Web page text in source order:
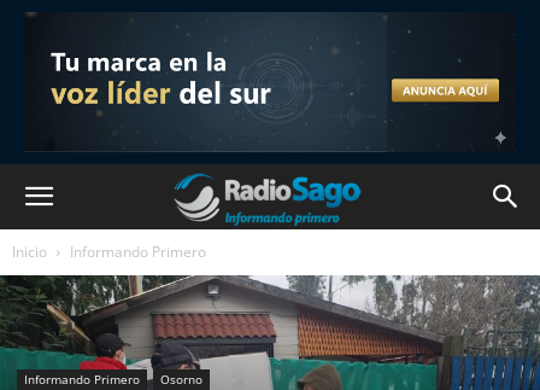
Inicio Informando Primero
Informando Primero Osorno